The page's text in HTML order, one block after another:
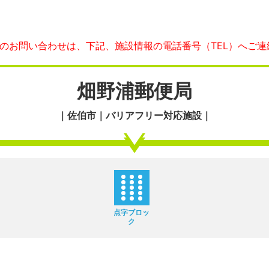
お問い合わせは、下記、施設情報の電話番号（TEL）へご連
畑野浦郵便局
｜佐伯市｜バリアフリー対応施設｜
点字ブロッ
ク